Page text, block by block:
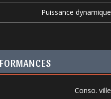
Puissance dynamique
Conso. ville